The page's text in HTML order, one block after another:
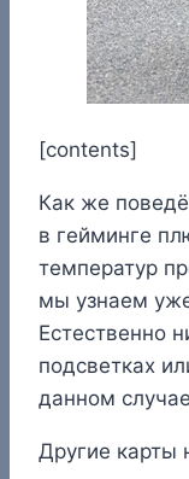
[contents]
Как же
в гейминге
температур
мы узнаем
Естественно
подсветках
данном
Другие карты